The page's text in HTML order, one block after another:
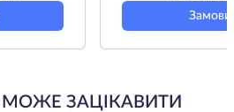
ЗАЦІКАВИТИ